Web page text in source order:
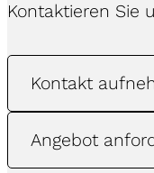
Kontaktieren Sie
Kontakt
Angebot